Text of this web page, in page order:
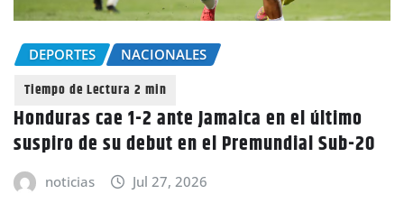
DEPORTES NACIONALES
Honduras cae 1-2 ante Jamaica en el último
suspiro de su debut en el Premundial Sub-20
noticias Jul 27, 2026